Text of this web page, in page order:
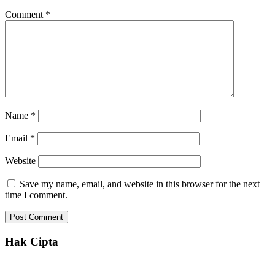
Comment *
Name *
Email *
Website
Save my name, email, and website in this browser for the next
time I comment.
Hak Cipta